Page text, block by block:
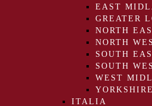
EAST
GREATER
NORTH
NORTH
SOUTH
SOUTH
WEST
ITALIA